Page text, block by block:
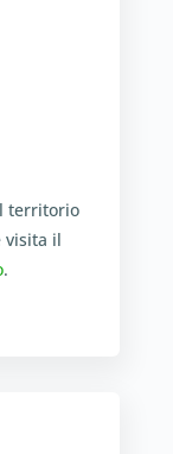
territorio
visita il
.